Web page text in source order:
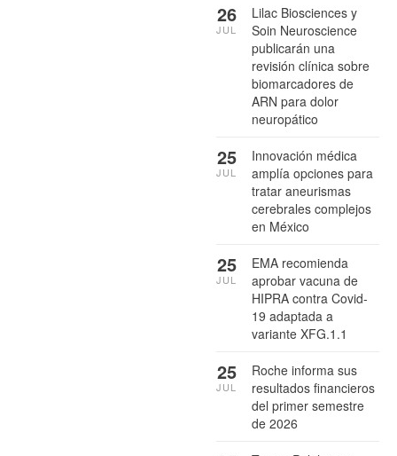
Lilac Biosciences y
Soin Neuroscience
publicarán una
revisión clínica sobre
biomarcadores de
ARN para dolor
neuropático
26
JUL
Innovación médica
amplía opciones para
tratar aneurismas
cerebrales complejos
en México
25
JUL
EMA recomienda
aprobar vacuna de
HIPRA contra Covid-
19 adaptada a
variante XFG.1.1
25
JUL
Roche informa sus
resultados financieros
del primer semestre
de 2026
25
JUL